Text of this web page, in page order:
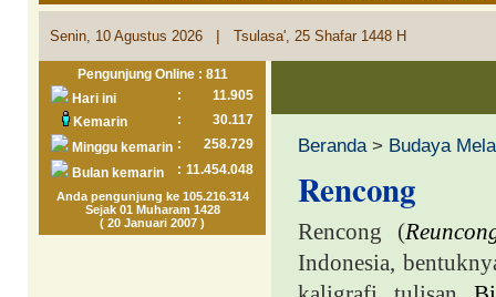
Senin, 10 Agustus 2026 | Tsulasa', 25 Shafar 1448 H
Pengunjung Online : 811
Hari ini
:
11.905
Kemarin
:
30.117
Minggu kemarin :
258.729
Bulan kemarin
: 11.454.048
Anda pengunjung ke 105.216.314
Sejak 01 Muharam 1428
( 20 Januari 2007 )
Beranda> Budaya
Rencong
Rencong (
Indonesia,